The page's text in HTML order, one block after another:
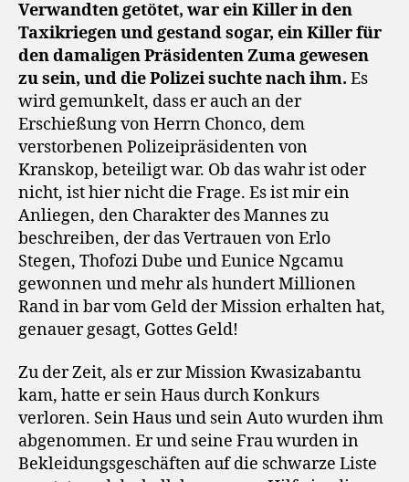
Verwandten getötet, war ein Killer in den
Taxikriegen und gestand sogar, ein Killer für
den damaligen Präsidenten Zuma gewesen
zu sein, und die Polizei suchte nach ihm. Es
wird gemunkelt, dass er auch an der
Erschießung von Herrn Chonco, dem
verstorbenen Polizeipräsidenten von
Kranskop, beteiligt war. Ob das wahr ist oder
nicht, ist hier nicht die Frage. Es ist mir ein
Anliegen, den Charakter des Mannes zu
beschreiben, der das Vertrauen von Erlo
Stegen, Thofozi Dube und Eunice Ngcamu
gewonnen und mehr als hundert Millionen
Rand in bar vom Geld der Mission erhalten hat,
genauer gesagt, Gottes Geld!
Zu der Zeit, als er zur Mission Kwasizabantu
kam, hatte er sein Haus durch Konkurs
verloren. Sein Haus und sein Auto wurden ihm
abgenommen. Er und seine Frau wurden in
Bekleidungsgeschäften auf die schwarze Liste